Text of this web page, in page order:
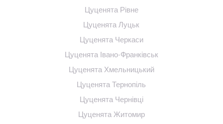
Цуценята Рівне
Цуценята Луцьк
Цуценята Черкаси
Цуценята Івано-Франківськ
Цуценята Хмельницький
Цуценята Тернопіль
Цуценята Чернівці
Цуценята Житомир